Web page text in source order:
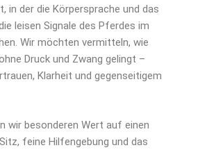
in der die Körpersprache und das
leisen Signale des Pferdes im
Wir möchten vermitteln, wie
Druck und Zwang gelingt –
Klarheit und gegenseitigem
wir besonderen Wert auf einen
feine Hilfengebung und das